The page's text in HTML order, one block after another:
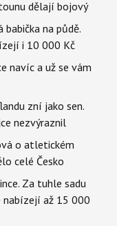
dělají bojový
babička na půdě.
i 10 000 Kč
navíc a už se vám
zní jako sen.
nezvýraznil
o atletickém
celé Česko
Za tuhle sadu
nabízejí až 15 000